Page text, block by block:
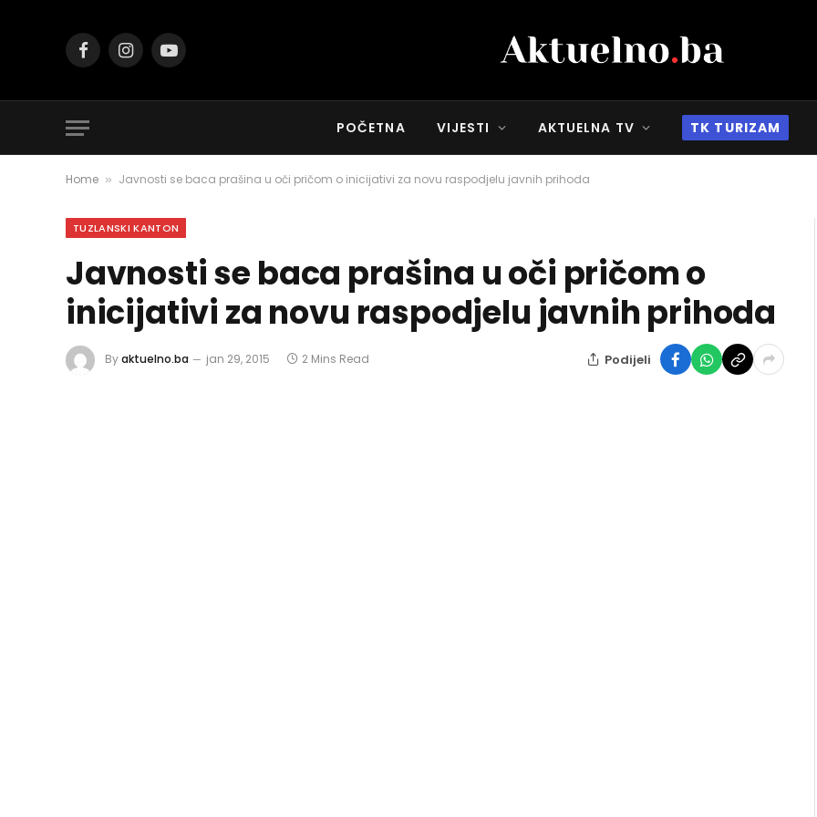
FacebookInstagramYouTube
POČETNA VIJESTI AKTUELNA TV TK TURIZAM
Home » Javnosti se baca prašina u oči pričom o inicijativi za novu raspodjelu javnih prihoda
TUZLANSKI KANTON
Javnosti se baca prašina u oči pričom o
inicijativi za novu raspodjelu javnih prihoda
Byaktuelno.ba jan 29, 2015 2 Mins Read Podijeli